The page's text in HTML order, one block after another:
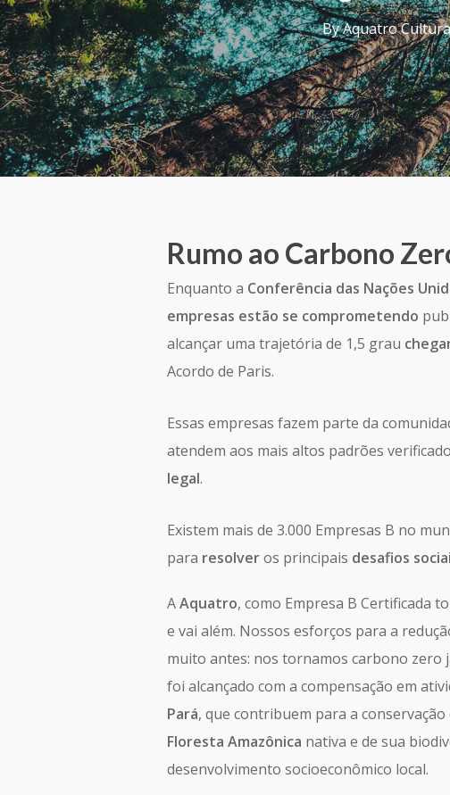
ByAquatro
Rumo ao Carbono
Enquanto a Conferência das Nações
empresas estão se comprometendo
alcançar uma trajetória de 1,5 grau
Acordo de Paris.
Essas empresas fazem parte da
atendem aos mais altos padrões
legal.
Existem mais de 3.000 Empresas B no
para resolveros principais desafios
AAquatro, como Empresa B Certificada
e vai além. Nossos esforços para a
muito antes: nos tornamos carbono zero
foi alcançado com a compensação em
Pará, que contribuem para a conservação
Floresta Amazônica nativa e de sua
desenvolvimento socioeconômico local.